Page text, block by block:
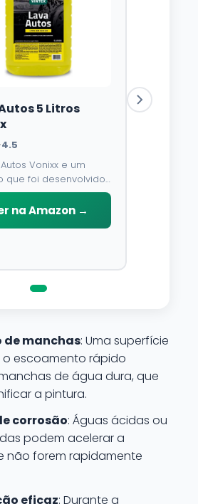
5 Litros
4.5
Vonixx e um
que foi desenvolvido
proteger e
a lataria do veiculo.
pH neutro, pode
na Amazon →
de manchas: Uma superfície
escoamento rápido
de água dura, que
a pintura.
corrosão: Águas ácidas ou
podem acelerar a
não forem rapidamente
eficaz: Durante a